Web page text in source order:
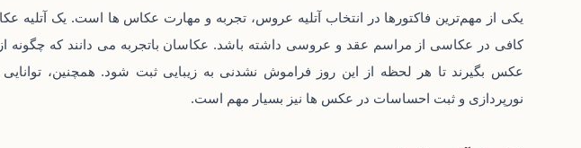
یکی از مهم‌ترین فاکتورها در انتخاب آتلیه عروس، تجربه و مهارت عکاس‌ ها است. یک آتلیه
کافی در عکاسی از مراسم عقد و عروسی داشته باشد. عکاسان باتجربه می‌ دانند که
عکس بگیرند تا هر لحظه از این روز فراموش‌ نشدنی به زیبایی ثبت شود. همچنین، توانایی
نورپردازی و ثبت احساسات در عکس‌ ها نیز بسیار مهم است.